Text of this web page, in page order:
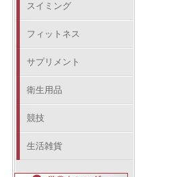
スイミング
フィットネス
サプリメント
衛生用品
競技
生活雑貨